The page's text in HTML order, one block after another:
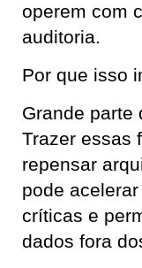
operem com
auditoria.
Por que isso
Grande parte
Trazer essas
repensar
pode
críticas e
dados fora